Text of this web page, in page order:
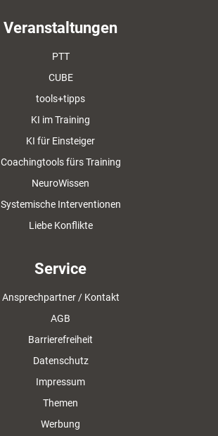
Veranstaltungen
PTT
CUBE
tools+tipps
KI im Training
KI für Einsteiger
Coachingtools fürs Training
NeuroWissen
Systemische Interventionen
Liebe Konflikte
Service
Ansprechpartner / Kontakt
AGB
Barrierefreiheit
Datenschutz
Impressum
Themen
Werbung